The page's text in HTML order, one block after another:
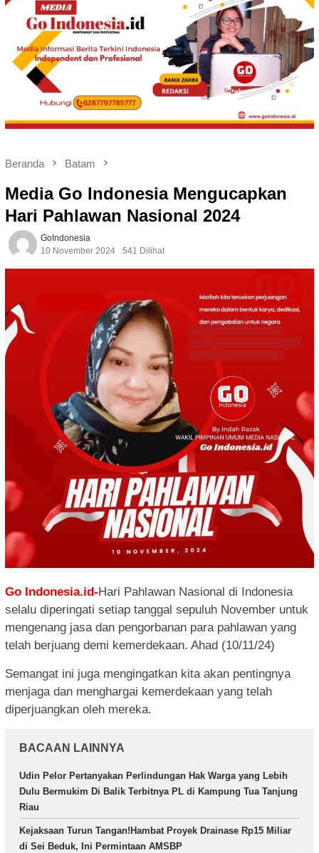
Beranda Batam
Media Go Indonesia Mengucapkan
Hari Pahlawan Nasional 2024
GoIndonesia
10 November 2024
541 Dilihat
Go Indonesia.id- Hari Pahlawan Nasional di Indonesia
selalu diperingati setiap tanggal sepuluh November untuk
mengenang jasa dan pengorbanan para pahlawan yang
telah berjuang demi kemerdekaan. Ahad (10/11/24)
Semangat ini juga mengingatkan kita akan pentingnya
menjaga dan menghargai kemerdekaan yang telah
diperjuangkan oleh mereka.
BACAAN LAINNYA
Udin Pelor Pertanyakan Perlindungan Hak Warga yang Lebih
Dulu Bermukim Di Balik Terbitnya PL di Kampung Tua Tanjung
Riau
Kejaksaan Turun Tangan!Hambat Proyek Drainase Rp15 Miliar
di Sei Beduk, Ini Permintaan AMSBP